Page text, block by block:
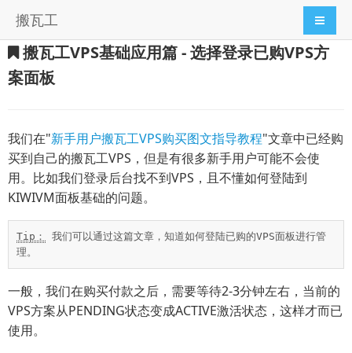
搬瓦工 导航切
搬瓦工VPS基础应用篇 - 选择登录已购VPS方
案面板
我们在"新手用户搬瓦工VPS购买图文指导教程"文章中已经购
买到自己的搬瓦工VPS，但是有很多新手用户可能不会使
用。比如我们登录后台找不到VPS，且不懂如何登陆到
KIWIVM面板基础的问题。
Tip：
我们可以通过这篇文章，知道如何登陆已购的VPS面板进行管
理。
一般，我们在购买付款之后，需要等待2-3分钟左右，当前的
VPS方案从PENDING状态变成ACTIVE激活状态，这样才而已
使用。